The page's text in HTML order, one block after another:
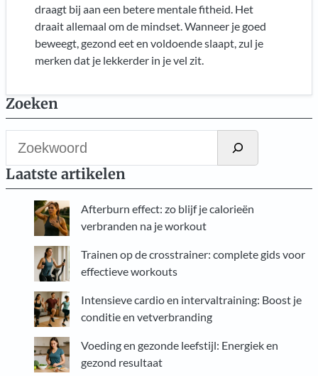
draagt bij aan een betere mentale fitheid. Het
draait allemaal om de mindset. Wanneer je goed
beweegt, gezond eet en voldoende slaapt, zul je
merken dat je lekkerder in je vel zit.
Zoeken
e
Laatste artikelen
Afterburn effect: zo blijf je calorieën
verbranden na je workout
Trainen op de crosstrainer: complete gids voor
effectieve workouts
Intensieve cardio en intervaltraining: Boost je
conditie en vetverbranding
Voeding en gezonde leefstijl: Energiek en
gezond resultaat